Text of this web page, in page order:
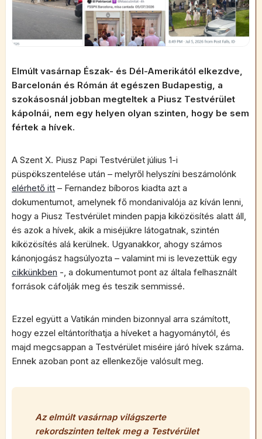
Elmúlt vasárnap Észak- és Dél-Amerikától elkezdve,
Barcelonán és Rómán át egészen Budapestig, a
szokásosnál jobban megteltek a Piusz Testvérület
kápolnái, nem egy helyen olyan szinten, hogy be sem
fértek a hívek.
A Szent X. Piusz Papi Testvérület július 1-i
püspökszentelése után – melyről helyszíni beszámolónk
elérhető itt – Fernandez bíboros kiadta azt a
dokumentumot, amelynek fő mondanivalója az kíván lenni,
hogy a Piusz Testvérület minden papja kiközösítés alatt áll,
és azok a hívek, akik a miséjükre látogatnak, szintén
kiközösítés alá kerülnek. Ugyanakkor, ahogy számos
kánonjogász hagsúlyozta – valamint mi is levezettük egy
cikkünkben -, a dokumentumot pont az általa felhasznált
források cáfolják meg és teszik semmissé.
Ezzel együtt a Vatikán minden bizonnyal arra számított,
hogy ezzel eltántoríthatja a híveket a hagyománytól, és
majd megcsappan a Testvérület miséire járó hívek száma.
Ennek azoban pont az ellenkezője valósult meg.
Az elmúlt vasárnap világszerte
rekordszinten teltek meg a Testvérület